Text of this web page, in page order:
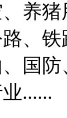
养
、
国
......